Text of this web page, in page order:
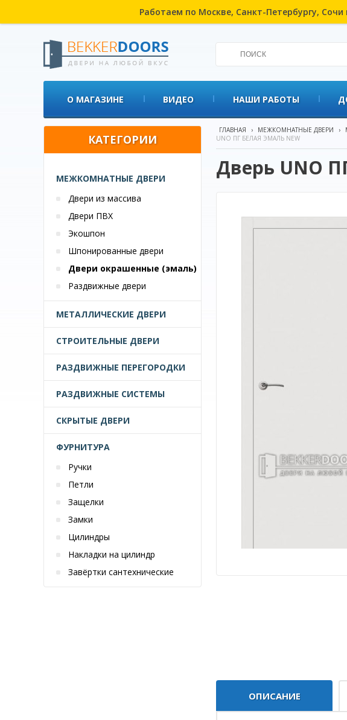
Работаем по Москве, Санкт-Петербургу,
О МАГАЗИНЕ ВИДЕО НАШИ РАБОТЫ
КАТЕГОРИИ
МЕЖКОМНАТНЫЕ ДВЕРИ
Двери из массива
Двери ПВХ
Экошпон
Шпонированные двери
Двери окрашенные (эмаль)
Раздвижные двери
МЕТАЛЛИЧЕСКИЕ ДВЕРИ
СТРОИТЕЛЬНЫЕ ДВЕРИ
РАЗДВИЖНЫЕ ПЕРЕГОРОДКИ
РАЗДВИЖНЫЕ СИСТЕМЫ
СКРЫТЫЕ ДВЕРИ
ФУРНИТУРА
Ручки
Петли
Защелки
Замки
Цилиндры
Накладки на цилиндр
Завёртки сантехнические
ГЛАВНАЯ › МЕЖКОМНАТНЫЕ ДВЕРИ ›
UNO ПГ БЕЛАЯ ЭМАЛЬ NEW
Дверь UNO
ОПИСАНИЕ